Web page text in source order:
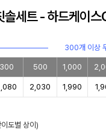
솔세트 - 하드케이스
300개 이상
500 1,000
2,030 1,990
도별 상이)